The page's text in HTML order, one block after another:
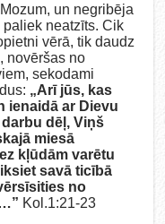
un negribēja
paliek neatzīts. Cik
vērā, tik daudz
novēršas no
sekodami
„Arī jūs, kas
ienaidā ar Dievu
dēļ, Viņš
miesā
kļūdām varētu
savā ticībā
no
Kol.1:21-23